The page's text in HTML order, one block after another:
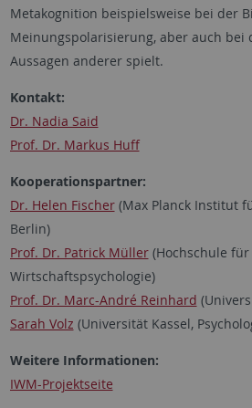
Metakognition beispielsweise bei der
Meinungspolarisierung, aber auch bei
Aussagen anderer spielt.
Kontakt:
Dr. Nadia Said
Prof. Dr. Markus Huff
Kooperationspartner:
Dr. Helen Fischer(Max Planck Institut
Berlin)
Prof. Dr. Patrick Müller(Hochschule für
Wirtschaftspsychologie)
Prof. Dr. Marc-André Reinhard
Sarah Volz (Universität Kassel,
Weitere Informationen:
IWM-Projektseite